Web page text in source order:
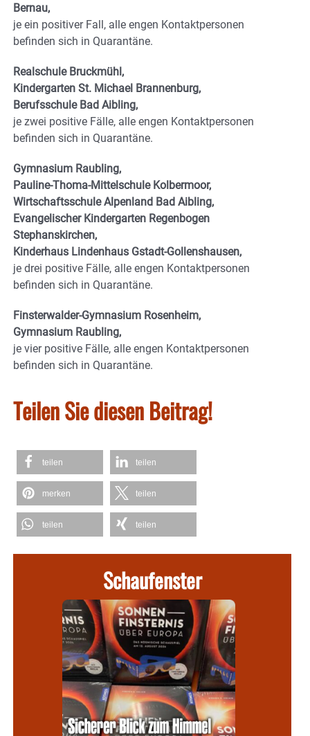
Bernau,
je ein positiver Fall, alle engen Kontaktpersonen
befinden sich in Quarantäne.
Realschule Bruckmühl,
Kindergarten St. Michael Brannenburg,
Berufsschule Bad Aibling,
je zwei positive Fälle, alle engen Kontaktpersonen
befinden sich in Quarantäne.
Gymnasium Raubling,
Pauline-Thoma-Mittelschule Kolbermoor,
Wirtschaftsschule Alpenland Bad Aibling,
Evangelischer Kindergarten Regenbogen
Stephanskirchen,
Kinderhaus Lindenhaus Gstadt-Gollenshausen,
je drei positive Fälle, alle engen Kontaktpersonen
befinden sich in Quarantäne.
Finsterwalder-Gymnasium Rosenheim,
Gymnasium Raubling,
je vier positive Fälle, alle engen Kontaktpersonen
befinden sich in Quarantäne.
Teilen Sie diesen Beitrag!
teilen teilen
merken teilen
teilen teilen
Schaufenster